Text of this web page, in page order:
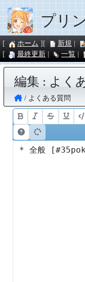
プリ
ホーム 新規
最終更新
一覧
編集 : よく
よくある質問